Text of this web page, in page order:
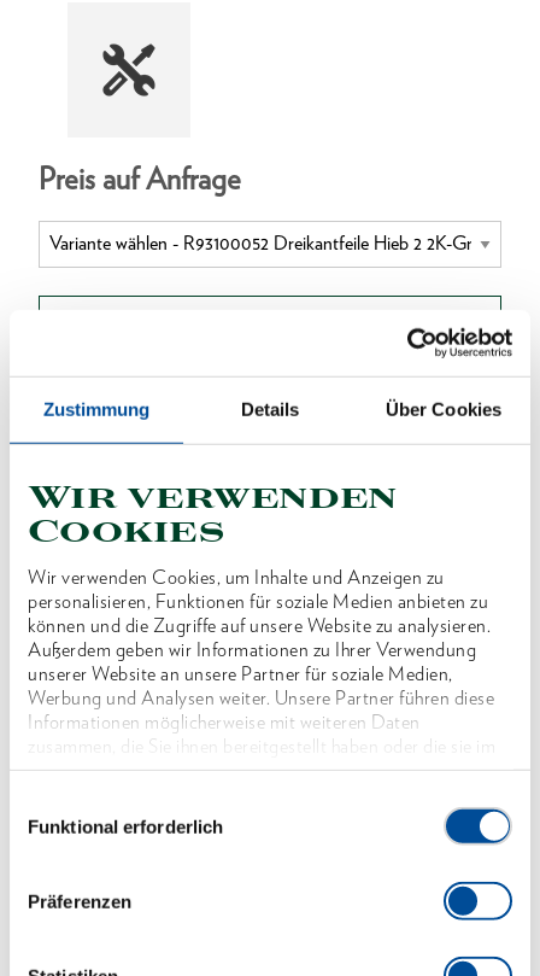
Zustimmung Details Über Cookies
Wir verwenden
Cookies
Wir verwenden Cookies, um Inhalte und Anzeigen zu
personalisieren, Funktionen für soziale Medien anbieten zu
können und die Zugriffe auf unsere Website zu analysieren.
Außerdem geben wir Informationen zu Ihrer Verwendung
unserer Website an unsere Partner für soziale Medien,
Werbung und Analysen weiter. Unsere Partner führen diese
Informationen möglicherweise mit weiteren Daten
zusammen, die Sie ihnen bereitgestellt haben oder die sie im
Rahmen Ihrer Nutzung der Dienste gesammelt haben. Unsere
Funktional erforderlich
Präferenzen
Preis auf Anfrage
HÄNDLER FINDEN
Produktlinie
Produktbeschreibung
Ausführung nach DIN 7261
2-Komponenten-Griff, handschonende
Kraftübertragung
58 HRC
14 Zähne pro 10 mm